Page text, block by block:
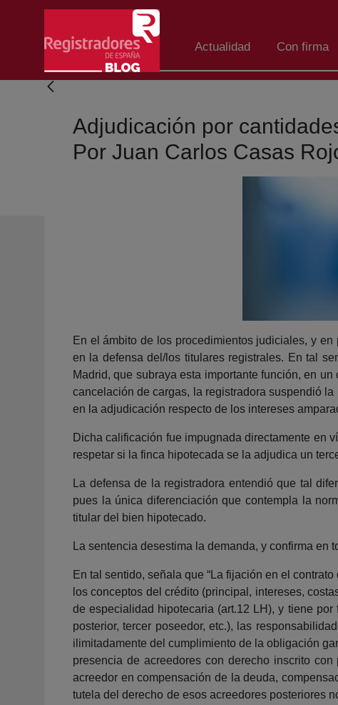
Saltar al contenido principal
Actualidad Con firma
Adjudicación por
Por Juan Carlos Casas
En el ámbito de los procedimientos judiciales, y
en la defensa del/los titulares registrales. En tal
Madrid, que subraya esta importante función, en
cancelación de cargas, la registradora suspendió
en la adjudicación respecto de los intereses
Dicha calificación fue impugnada directamente en
respetar si la finca hipotecada se la adjudica un
La defensa de la registradora entendió que tal
pues la única diferenciación que contempla la
titular del bien hipotecado.
La sentencia desestima la demanda, y confirma en
En tal sentido, señala que “La fijación en el
los conceptos del crédito (principal, intereses,
de especialidad hipotecaria (art.12 LH), y tiene
posterior, tercer poseedor, etc.), las
ilimitadamente del cumplimiento de la obligación
presencia de acreedores con derecho inscrito
acreedor en compensación de la deuda,
tutela del derecho de esos acreedores posteriores